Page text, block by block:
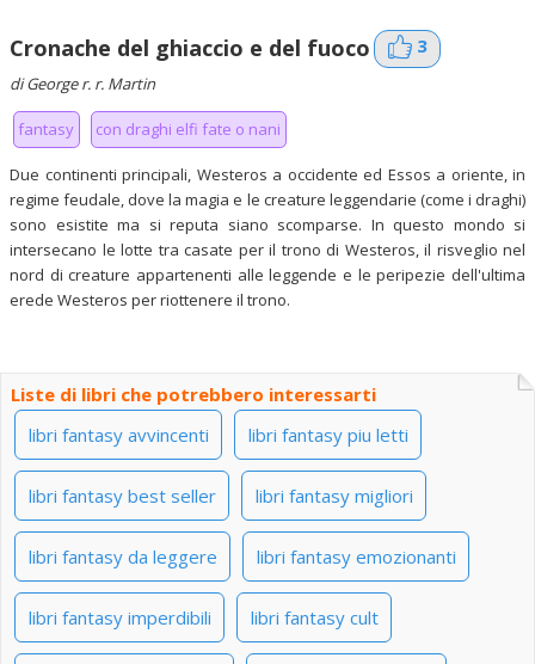
Cronache del ghiaccio e del fuoco 3
di George r. r. Martin
fantasy con draghi elfi fate o nani
Due continenti principali, Westeros a occidente ed Essos a oriente, in
regime feudale, dove la magia e le creature leggendarie (come i draghi)
sono esistite ma si reputa siano scomparse. In questo mondo si
intersecano le lotte tra casate per il trono di Westeros, il risveglio nel
nord di creature appartenenti alle leggende e le peripezie dell'ultima
erede Westeros per riottenere il trono.
Liste di libri che potrebbero interessarti
libri fantasy avvincenti
libri fantasy piu letti
libri fantasy best seller libri fantasy migliori
libri fantasy da leggere libri fantasy emozionanti
libri fantasy imperdibili libri fantasy cult